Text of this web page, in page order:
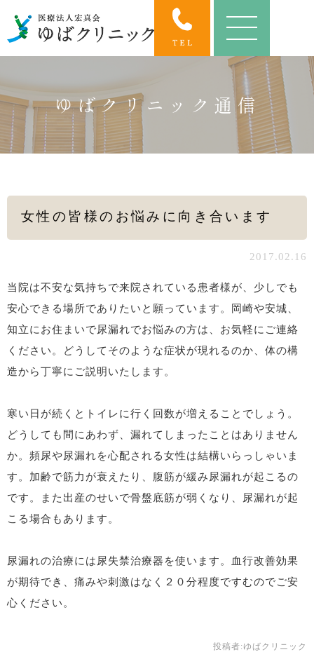
ゆばクリニック通信
女性の皆様のお悩みに向き合います
2017.02.16
当院は不安な気持ちで来院されている患者様が、少しでも
安心できる場所でありたいと願っています。岡崎や安城、
知立にお住まいで尿漏れでお悩みの方は、お気軽にご連絡
ください。どうしてそのような症状が現れるのか、体の構
造から丁寧にご説明いたします。
寒い日が続くとトイレに行く回数が増えることでしょう。
どうしても間にあわず、漏れてしまったことはありません
か。頻尿や尿漏れを心配される女性は結構いらっしゃいま
す。加齢で筋力が衰えたり、腹筋が緩み尿漏れが起こるの
です。また出産のせいで骨盤底筋が弱くなり、尿漏れが起
こる場合もあります。
尿漏れの治療には尿失禁治療器を使います。血行改善効果
が期待でき、痛みや刺激はなく２０分程度ですむのでご安
心ください。
投稿者: ゆばクリニック